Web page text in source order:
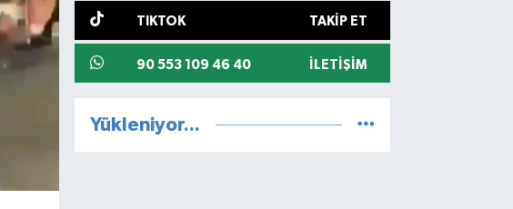
TIKTOK TAKIP ET
90 553 109 46 40 İLETIŞIM
Yükleniyor...